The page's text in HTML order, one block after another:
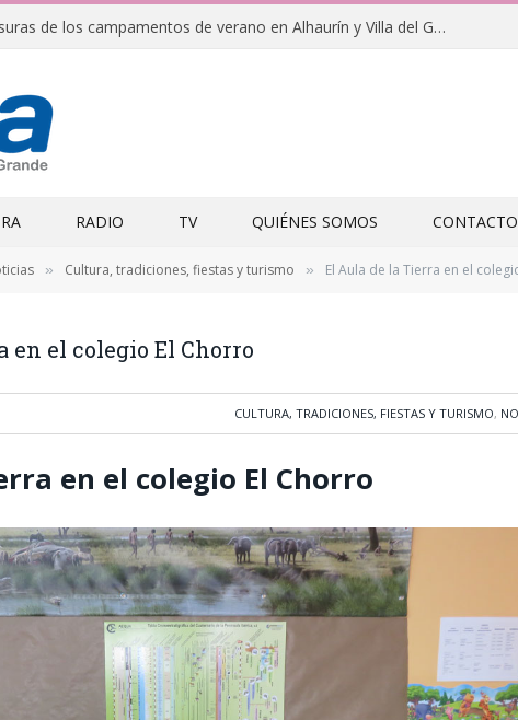
Clausuras de los campamentos de verano en Alhaurín y Villa del Guadalhorce 2026
RADIO TV QUIÉNES SOMOS CONTACTO
» Cultura, tradiciones, fiestas y turismo » El Aula de la Tierra en el
en el colegio El Chorro
CULTURA, TRADICIONES, FIESTAS Y TURISMO,
en el colegio El Chorro